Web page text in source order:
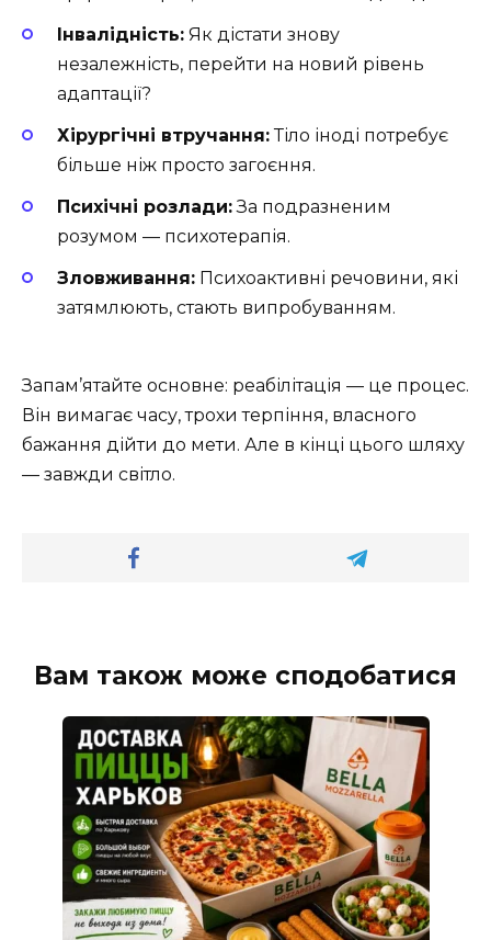
Інвалідність: Як дістати знову
незалежність, перейти на новий рівень
адаптації?
Хірургічні втручання:Тіло іноді потребує
більше ніж просто загоєння.
Психічні розлади:За подразненим
розумом — психотерапія.
Зловживання: Психоактивні речовини, які
затямлюють, стають випробуванням.
Запам’ятайте основне: реабілітація — це процес.
Він вимагає часу, трохи терпіння, власного
бажання дійти до мети. Але в кінці цього шляху
— завжди світло.
Вам також може сподобатися